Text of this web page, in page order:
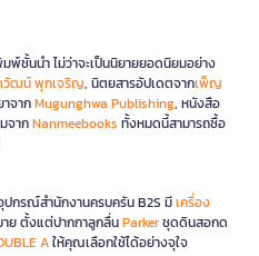
พ์ชั้นนำ ไม่ว่าจะเป็นนิยายยอดนิยมอย่าง
วัฒน์ พุกเจริญ, นิตยสารอัปเดตจากเพ็ญ
จากMugunghwa Publishing, หนังสือ
จากNanmeebooks ทั้งหมดนี้สามารถซื้อ
กรณ์สำนักงานครบครัน B2S มีเครื่อง
าย ตั้งแต่ปากกาลูกลื่นParkerชุดดินสอกด
Aให้คุณเลือกใช้ได้อย่างจุใจ